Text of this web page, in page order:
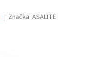
Značka: ASALITE